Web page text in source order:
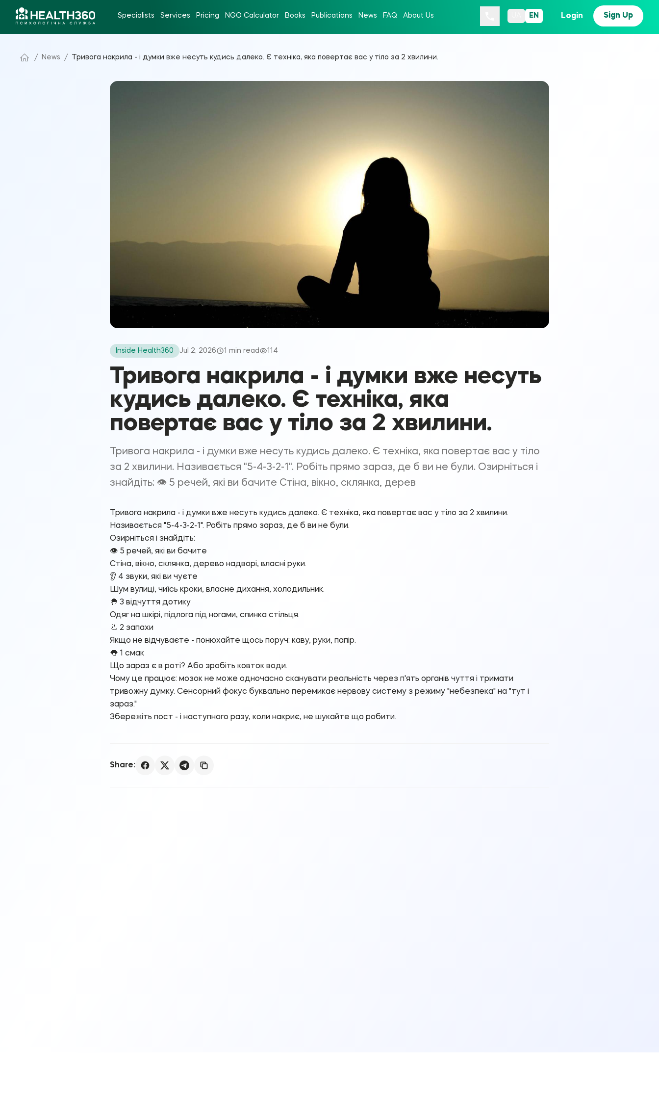
Specialists Services Pricing NGO Calculator Books Publications News FAQ About Us EN Login Sign Up
/ News / Тривога накрила - і думки вже несуть кудись далеко. Є техніка, яка повертає вас у тіло за 2 хвилини.
Inside Health360 Jul 2, 2026 1 min read 114
Тривога накрила - і думки вже несуть
кудись далеко. Є техніка, яка
повертає вас у тіло за 2 хвилини.
Тривога накрила - і думки вже несуть кудись далеко. Є техніка, яка повертає вас у тіло
за 2 хвилини. Називається "5-4-3-2-1". Робіть прямо зараз, де б ви не були. Озирніться і
знайдіть: 👁 5 речей, які ви бачите Стіна, вікно, склянка, дерев
Тривога накрила - і думки вже несуть кудись далеко. Є техніка, яка повертає вас у тіло за 2 хвилини.
Називається "5-4-3-2-1". Робіть прямо зараз, де б ви не були.
Озирніться і знайдіть:
👁 5 речей, які ви бачите
Стіна, вікно, склянка, дерево надворі, власні руки.
👂 4 звуки, які ви чуєте
Шум вулиці, чиїсь кроки, власне дихання, холодильник.
🤚 3 відчуття дотику
Одяг на шкірі, підлога під ногами, спинка стільця.
👃 2 запахи
Якщо не відчуваєте - понюхайте щось поруч: каву, руки, папір.
👅 1 смак
Що зараз є в роті? Або зробіть ковток води.
Чому це працює: мозок не може одночасно сканувати реальність через п'ять органів чуття і тримати
тривожну думку. Сенсорний фокус буквально перемикає нервову систему з режиму "небезпека" на "тут і
зараз."
Збережіть пост - і наступного разу, коли накриє, не шукайте що робити.
Share: